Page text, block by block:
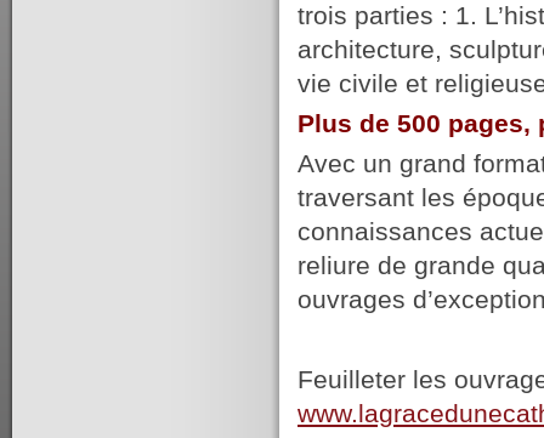
trois parties : 1.
architecture,
vie civile et
Plus de 500 pages,
Avec un grand
traversant les
connaissances
reliure de grande
ouvrages
Feuilleter les